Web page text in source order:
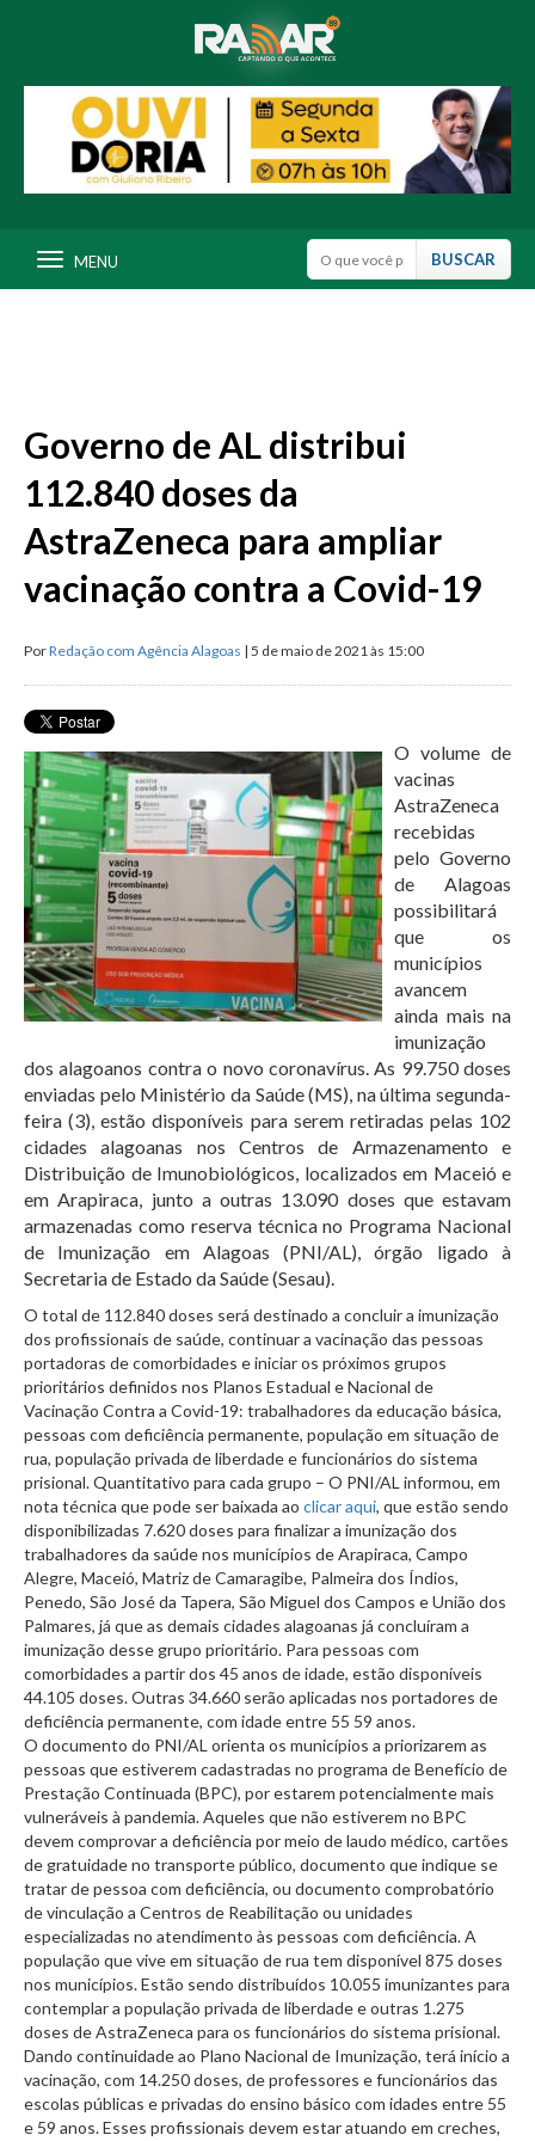
MENU
Governo de AL distribui
112.840 doses da
AstraZeneca para ampliar
vacinação contra a Covid-19
PorRedação com Agência Alagoas | 5 de maio de 2021 às 15:00
O volume de
vacinas
AstraZeneca
recebidas
pelo Governo
de Alagoas
possibilitará
que os
municípios
avancem
ainda mais na
imunização
dos alagoanos contra o novo coronavírus. As 99.750 doses
enviadas pelo Ministério da Saúde (MS), na última segunda-
feira (3), estão disponíveis para serem retiradas pelas 102
cidades alagoanas nos Centros de Armazenamento e
Distribuição de Imunobiológicos, localizados em Maceió e
em Arapiraca, junto a outras 13.090 doses que estavam
armazenadas como reserva técnica no Programa Nacional
de Imunização em Alagoas (PNI/AL), órgão ligado à
Secretaria de Estado da Saúde (Sesau).
O total de 112.840 doses será destinado a concluir a imunização
dos profissionais de saúde, continuar a vacinação das pessoas
portadoras de comorbidades e iniciar os próximos grupos
prioritários definidos nos Planos Estadual e Nacional de
Vacinação Contra a Covid-19: trabalhadores da educação básica,
pessoas com deficiência permanente, população em situação de
rua, população privada de liberdade e funcionários do sistema
prisional.Quantitativo para cada grupo – O PNI/AL informou, em
nota técnica que pode ser baixada ao clicar aqui, que estão sendo
disponibilizadas 7.620 doses para finalizar a imunização dos
trabalhadores da saúde nos municípios de Arapiraca, Campo
Alegre, Maceió, Matriz de Camaragibe, Palmeira dos Índios,
Penedo, São José da Tapera, São Miguel dos Campos e União dos
Palmares, já que as demais cidades alagoanas já concluíram a
imunização desse grupo prioritário. Para pessoas com
comorbidades a partir dos 45 anos de idade, estão disponíveis
44.105 doses. Outras 34.660 serão aplicadas nos portadores de
deficiência permanente, com idade entre 55 59 anos.
O documento do PNI/AL orienta os municípios a priorizarem as
pessoas que estiverem cadastradas no programa de Benefício de
Prestação Continuada (BPC), por estarem potencialmente mais
vulneráveis à pandemia. Aqueles que não estiverem no BPC
devem comprovar a deficiência por meio de laudo médico, cartões
de gratuidade no transporte público, documento que indique se
tratar de pessoa com deficiência, ou documento comprobatório
de vinculação a Centros de Reabilitação ou unidades
especializadas no atendimento às pessoas com deficiência. A
população que vive em situação de rua tem disponível 875 doses
nos municípios. Estão sendo distribuídos 10.055 imunizantes para
contemplar a população privada de liberdade e outras 1.275
doses de AstraZeneca para os funcionários do sistema prisional.
Dando continuidade ao Plano Nacional de Imunização, terá início a
vacinação, com 14.250 doses, de professores e funcionários das
escolas públicas e privadas do ensino básico com idades entre 55
e 59 anos. Esses profissionais devem estar atuando em creches,